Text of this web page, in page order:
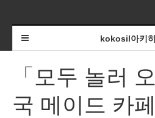
kokosil아키
「모두 놀러
국 메이드 카